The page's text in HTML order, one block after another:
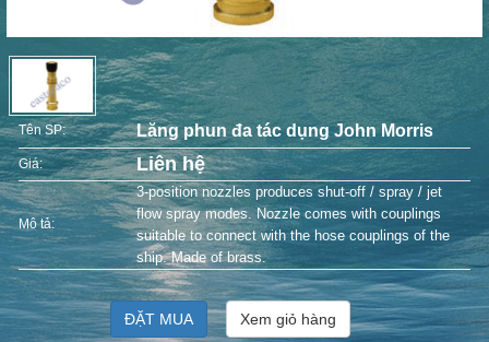
Tên SP: Lăng phun đa tác dụng John Morris
Giá: Liên hệ
Mô tả:
3-position nozzles produces shut-off / spray / jet
flow spray modes. Nozzle comes with couplings
suitable to connect with the hose couplings of the
ship. Made of brass.
ĐẶT MUA Xem giỏ hàng